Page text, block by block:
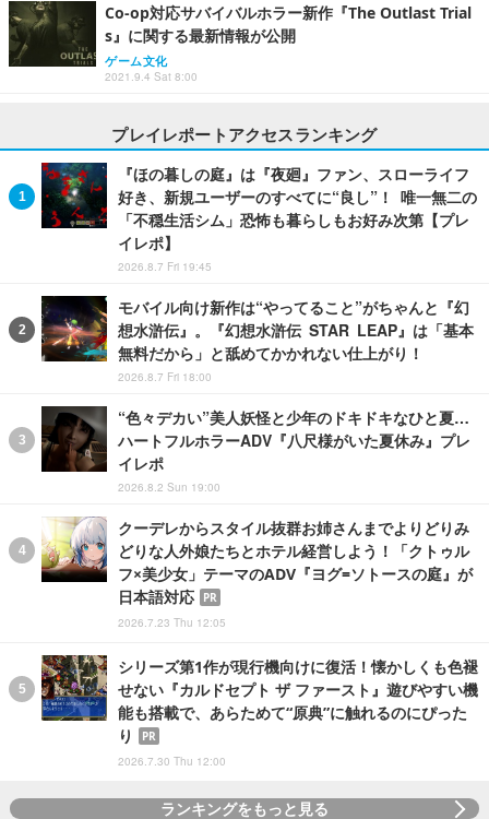
Co-op対応サバイバルホラー新作『The Outlast Trial
s』に関する最新情報が公開
ゲーム文化
2021.9.4 Sat 8:00
プレイレポートアクセスランキング
『ほの暮しの庭』は『夜廻』ファン、スローライフ
好き、新規ユーザーのすべてに“良し”！ 唯一無二の
「不穏生活シム」恐怖も暮らしもお好み次第【プレ
イレポ】
2026.8.7 Fri 19:45
モバイル向け新作は“やってること”がちゃんと『幻
想水滸伝』。『幻想水滸伝 STAR LEAP』は「基本
無料だから」と舐めてかかれない仕上がり！
2026.8.7 Fri 18:00
“色々デカい”美人妖怪と少年のドキドキなひと夏…
ハートフルホラーADV『八尺様がいた夏休み』プレ
イレポ
2026.8.2 Sun 19:00
クーデレからスタイル抜群お姉さんまでよりどりみ
どりな人外娘たちとホテル経営しよう！「クトゥル
フ×美少女」テーマのADV『ヨグ=ソトースの庭』が
日本語対応
PR
2026.7.23 Thu 12:05
シリーズ第1作が現行機向けに復活！懐かしくも色褪
せない『カルドセプト ザ ファースト』遊びやすい機
能も搭載で、あらためて“原典”に触れるのにぴった
り
PR
2026.7.30 Thu 12:00
ランキングをもっと見る